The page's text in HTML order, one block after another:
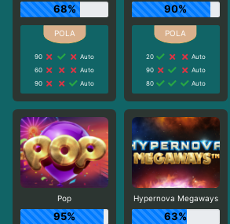
68%
90
Auto
60
Auto
90
Auto
90%
20
Auto
90
Auto
80
Auto
Pop
95%
Hypernova Megaways
63%